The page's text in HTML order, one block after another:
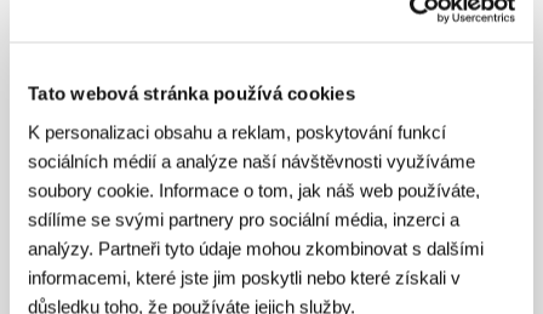
Tato webová stránka používá cookies
K personalizaci obsahu a reklam, poskytování funkcí
sociálních médií a analýze naší návštěvnosti využíváme
soubory cookie. Informace o tom, jak náš web používáte,
sdílíme se svými partnery pro sociální média, inzerci a
analýzy. Partneři tyto údaje mohou zkombinovat s dalšími
informacemi, které jste jim poskytli nebo které získali v
důsledku toho, že používáte jejich služby.
Luna hraje o život
Režie: Mónica Laguna / Španělsko, 2001, 96 min
Narozeniny
Režie: Stefan Jäger / Německo, 2000, 91 min